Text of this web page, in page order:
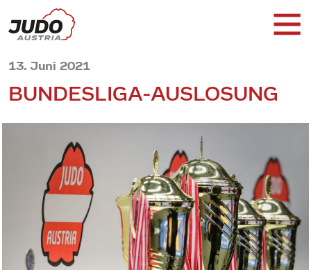
13. Juni 2021
BUNDESLIGA-AUSLOSUNG